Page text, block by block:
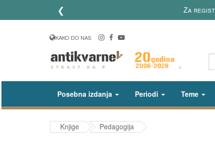
❮ Za
KAKO DO NAS
Posebna izdanja Periodi Teme
Knjige Pedagogija